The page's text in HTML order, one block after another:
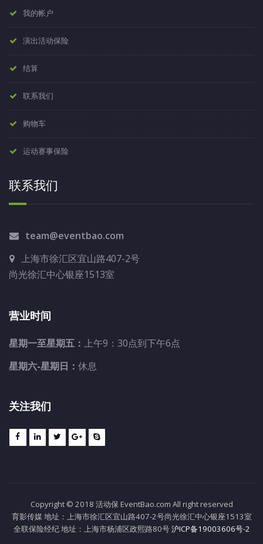
我的帐户
演出活动保险
结算
联系我们
购物车
运动赛事保险
联系我们
team@eventbao.com
上海市徐汇区宜山路407-2号
尚光徐汇中心银座1513室
营业时间
星期一至星期五： 上午9：30点到下午6点
星期六-星期日： 休息
关注我们
Copyright © 2018 活动保 EventBao.com All right reserved
育影传媒 地址：上海市徐汇区宜山路407-2号尚光徐汇中心银座1513室
全联保险经纪 地址：上海市杨浦区政熙路80号沪ICP备19003606号-2